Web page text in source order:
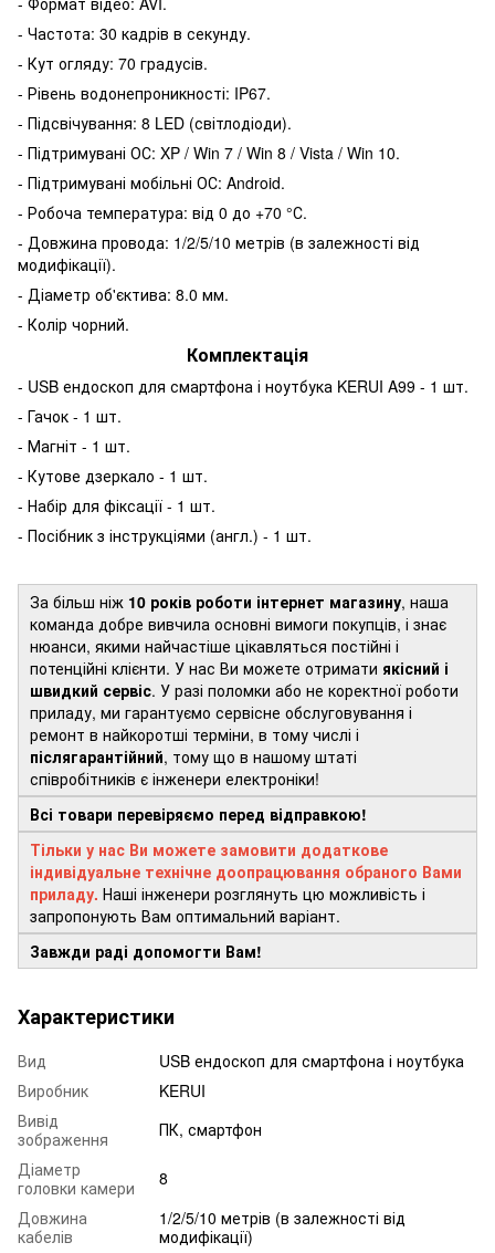
- Частота: 30 кадрів в секунду.
- Кут огляду: 70 градусів.
- Рівень водонепроникності: IP67.
- Підсвічування: 8 LED (світлодіоди).
- Підтримувані ОС: XP / Win 7 / Win 8 / Vista / Win 10.
- Підтримувані мобільні ОС: Android.
- Робоча температура: від 0 до +70 °С.
- Довжина провода: 1/2/5/10 метрів (в залежності від
модифікації).
- Діаметр об'єктива: 8.0 мм.
- Колір чорний.
Комплектація
- USB ендоскоп для смартфона і ноутбука KERUI A99 - 1 шт.
- Гачок - 1 шт.
- Магніт - 1 шт.
- Кутове дзеркало - 1 шт.
- Набір для фіксації - 1 шт.
- Посібник з інструкціями (англ.) - 1 шт.
За більш ніж 10 років роботи інтернет магазину, наша
команда добре вивчила основні вимоги покупців, і знає
нюанси, якими найчастіше цікавляться постійні і
потенційні клієнти. У нас Ви можете отримати якісний і
швидкий сервіс. У разі поломки або не коректної роботи
приладу, ми гарантуємо сервісне обслуговування і
ремонт в найкоротші терміни, в тому числі і
післягарантійний, тому що в нашому штаті
співробітників є інженери електроніки!
Всі товари перевіряємо перед відправкою!
Тільки у нас Ви можете замовити додаткове
індивідуальне технічне доопрацювання обраного Вами
приладу. Наші інженери розглянуть цю можливість і
запропонують Вам оптимальний варіант.
Завжди раді допомогти Вам!
Характеристики
Вид
USB ендоскоп для смартфона і ноутбука
Виробник
KERUI
Вивід
зображення
ПК, смартфон
Діаметр
головки камери
8
Довжина
кабелів
1/2/5/10 метрів (в залежності від
модифікації)